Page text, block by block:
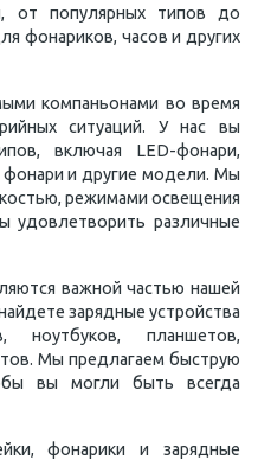
от популярных типов до
фонариков, часов и других
компаньонами во время
ситуаций. У нас вы
включая LED-фонари,
фонари и другие модели. Мы
режимами освещения
удовлетворить различные
важной частью нашей
зарядные устройства
ноутбуков, планшетов,
Мы предлагаем быструю
вы могли быть всегда
фонарики и зарядные